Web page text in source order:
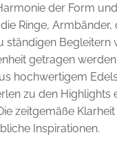
der Form
Ringe,
ständigen Begleitern
getragen
hochwertigem
zu den Highlights
zeitgemäße
Inspirationen.